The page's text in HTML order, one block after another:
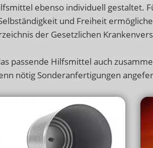
ebenso individuell gestaltet.
und Freiheit
der Gesetzlichen
passende Hilfsmittel auch
nötig Sonderanfertigungen